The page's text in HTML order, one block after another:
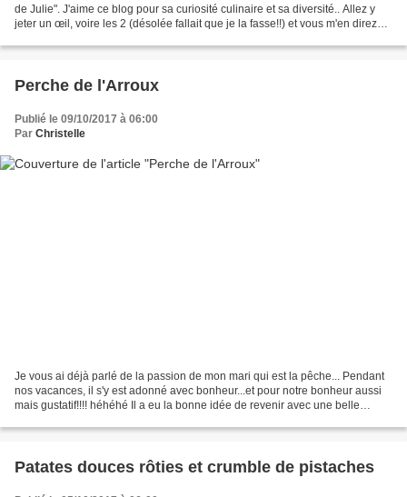
de Julie". J'aime ce blog pour sa curiosité culinaire et sa diversité.. Allez y
jeter un œil, voire les 2 (désolée fallait que je la fasse!!) et vous m'en direz
Perche de l'Arroux
Publié le 09/10/2017 à 06:00
Par Christelle
Je vous ai déjà parlé de la passion de mon mari qui est la pêche... Pendant
nos vacances, il s'y est adonné avec bonheur...et pour notre bonheur aussi
mais gustatif!!!! héhéhé Il a eu la bonne idée de revenir avec une belle
Patates douces rôties et crumble de pistaches